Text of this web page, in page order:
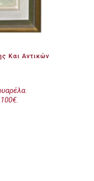
Και Αντικών